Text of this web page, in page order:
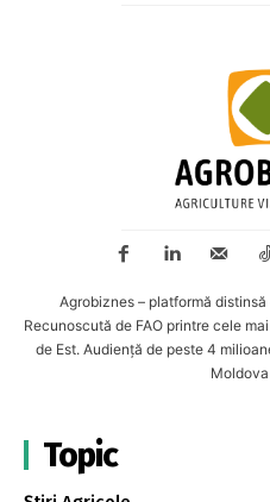
Agrobiznes – platformă
Recunoscută de FAO printre cele
de Est. Audiență de peste 4
Topic